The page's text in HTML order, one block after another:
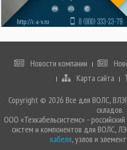
Новости компании
Карта сайта
Copyright © 2026 Все для ВОЛС,
складов.
ООО «Техкабельсистемс» -
систем и компонентов для ВОЛС,
кабеля, узлов и